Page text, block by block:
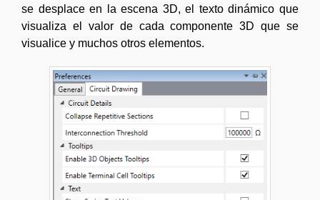
se desplace en la escena 3D, el texto dinámico que
visualiza el valor de cada componente 3D que se
visualice y muchos otros elementos.